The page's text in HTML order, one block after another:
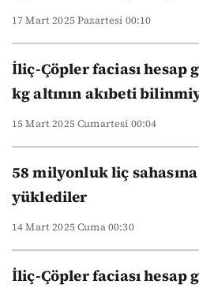
17 Mart 2025 Pazartesi 00:10
İliç-Çöpler faciası hesap
kg altının akıbeti
15 Mart 2025 Cumartesi 00:04
58 milyonluk liç
yüklediler
14 Mart 2025 Cuma 00:30
İliç-Çöpler faciası hesap